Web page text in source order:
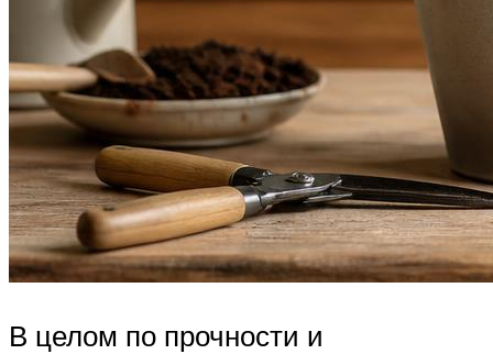
В целом по прочности и